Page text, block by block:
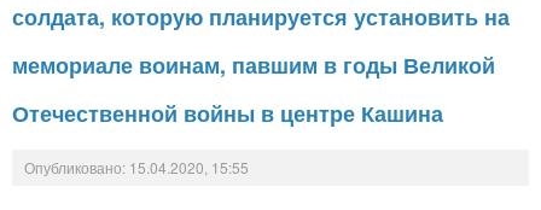
солдата, которую планируется установить на
мемориале воинам, павшим в годы Великой
Отечественной войны в центре Кашина
Опубликовано: 15.04.2020, 15:55